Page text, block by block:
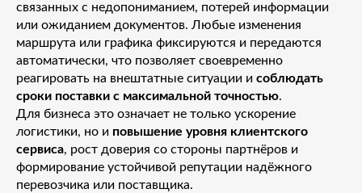
связанных с недопониманием, потерей информации
или ожиданием документов. Любые изменения
маршрута или графика фиксируются и передаются
автоматически, что позволяет своевременно
реагировать на внештатные ситуации и соблюдать
сроки поставки с максимальной точностью.
Для бизнеса это означает не только ускорение
логистики, но и повышение уровня клиентского
сервиса, рост доверия со стороны партнёров и
формирование устойчивой репутации надёжного
перевозчика или поставщика.